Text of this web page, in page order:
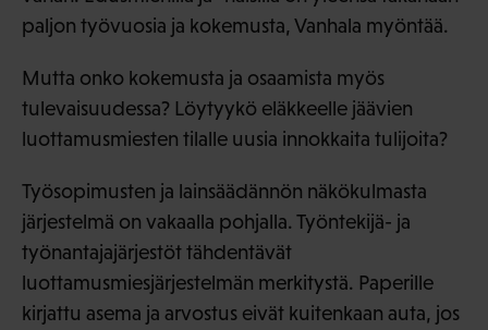
paljon työvuosia ja kokemusta, Vanhala myöntää.
Mutta onko kokemusta ja osaamista myös
tulevaisuudessa? Löytyykö eläkkeelle jäävien
luottamusmiesten tilalle uusia innokkaita tulijoita?
Työsopimusten ja lainsäädännön näkökulmasta
järjestelmä on vakaalla pohjalla. Työntekijä- ja
työnantajajärjestöt tähdentävät
luottamusmiesjärjestelmän merkitystä. Paperille
kirjattu asema ja arvostus eivät kuitenkaan auta, jos